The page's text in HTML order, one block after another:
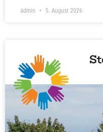
admin 5. August 2026